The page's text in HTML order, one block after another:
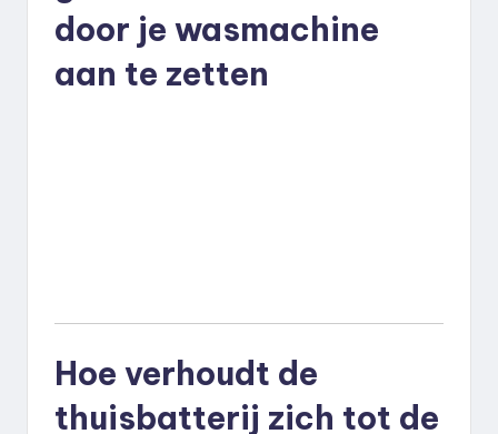
door je wasmachine
aan te zetten
Hoe verhoudt de
thuisbatterij zich tot de